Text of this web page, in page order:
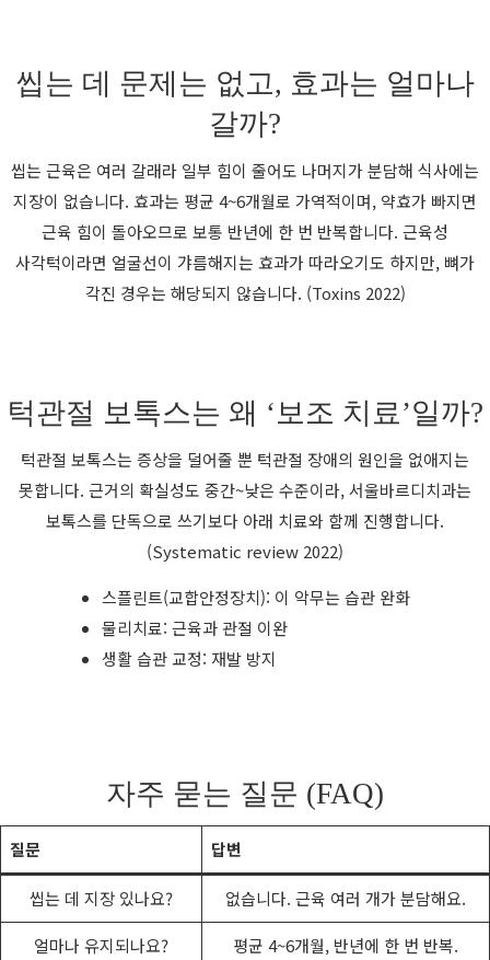
씹는 데 문제는 없고, 효과는 얼마나
갈까?
씹는 근육은 여러 갈래라 일부 힘이 줄어도 나머지가 분담해 식사에는
지장이 없습니다. 효과는 평균 4~6개월로 가역적이며, 약효가 빠지면
근육 힘이 돌아오므로 보통 반년에 한 번 반복합니다. 근육성
사각턱이라면 얼굴선이 갸름해지는 효과가 따라오기도 하지만, 뼈가
각진 경우는 해당되지 않습니다. (Toxins 2022)
턱관절 보톡스는 왜 ‘보조 치료’일까?
턱관절 보톡스는 증상을 덜어줄 뿐 턱관절 장애의 원인을 없애지는
못합니다. 근거의 확실성도 중간~낮은 수준이라, 서울바르디치과는
보톡스를 단독으로 쓰기보다 아래 치료와 함께 진행합니다.
(Systematic review 2022)
스플린트(교합안정장치): 이 악무는 습관 완화
물리치료: 근육과 관절 이완
생활 습관 교정: 재발 방지
자주 묻는 질문 (FAQ)
질문 답변
씹는 데 지장 있나요? 없습니다. 근육 여러 개가 분담해요.
얼마나 유지되나요? 평균 4~6개월, 반년에 한 번 반복.